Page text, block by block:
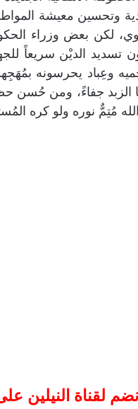
وتحسين معيشة
بعض وزراء الحكومة
تسديد الديْن
وعِباد يحرسونه بمُهَجِهم
جفاءً، ومن حُسن حظها
والله مُتِمٌّ نوره ولو كره
إنضم لقناة النيلين